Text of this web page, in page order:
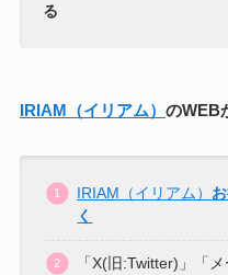
る
IRIAM（イリアム） のWEB
IRIAM（イリアム）
く
「X(旧:Twitter)」「